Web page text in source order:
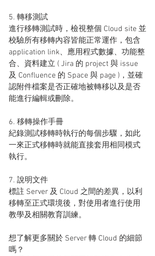
5. 轉移測試
進行移轉測試時，檢視整個 Cloud site 並
校驗所有移轉內容皆能正常運作，包含
application link、應用程式數據、功能整
合、資料建立 ( Jira 的 project 與 issue
及 Confluence 的 Space 與 page )，並確
認附件檔案是否正確地被轉移以及是否
能進行編輯或刪除。
6. 移轉操作手冊
紀錄測試移轉時執行的每個步驟，如此
一來正式移轉時就能直接套用相同模式
執行。
7. 說明文件
標註 Server 及 Cloud 之間的差異，以利
移轉至正式環境後，對使用者進行使用
教學及相關教育訓練。
想了解更多關於 Server 轉 Cloud 的細節
嗎？